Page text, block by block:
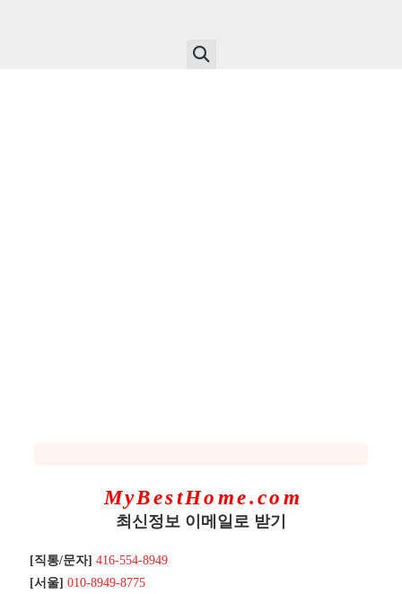
MyBestHome.com
최신정보 이메일로 받기
[직통/문자] 416-554-8949
[서울] 010-8949-8775